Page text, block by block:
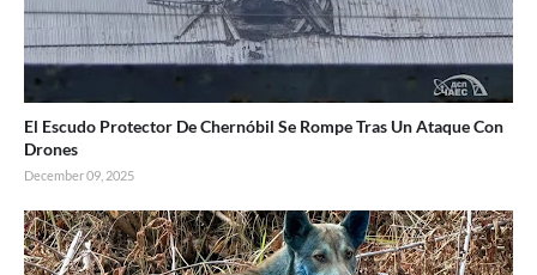
El Escudo Protector De Chernóbil Se Rompe Tras Un Ataque Con
Drones
December 09, 2025